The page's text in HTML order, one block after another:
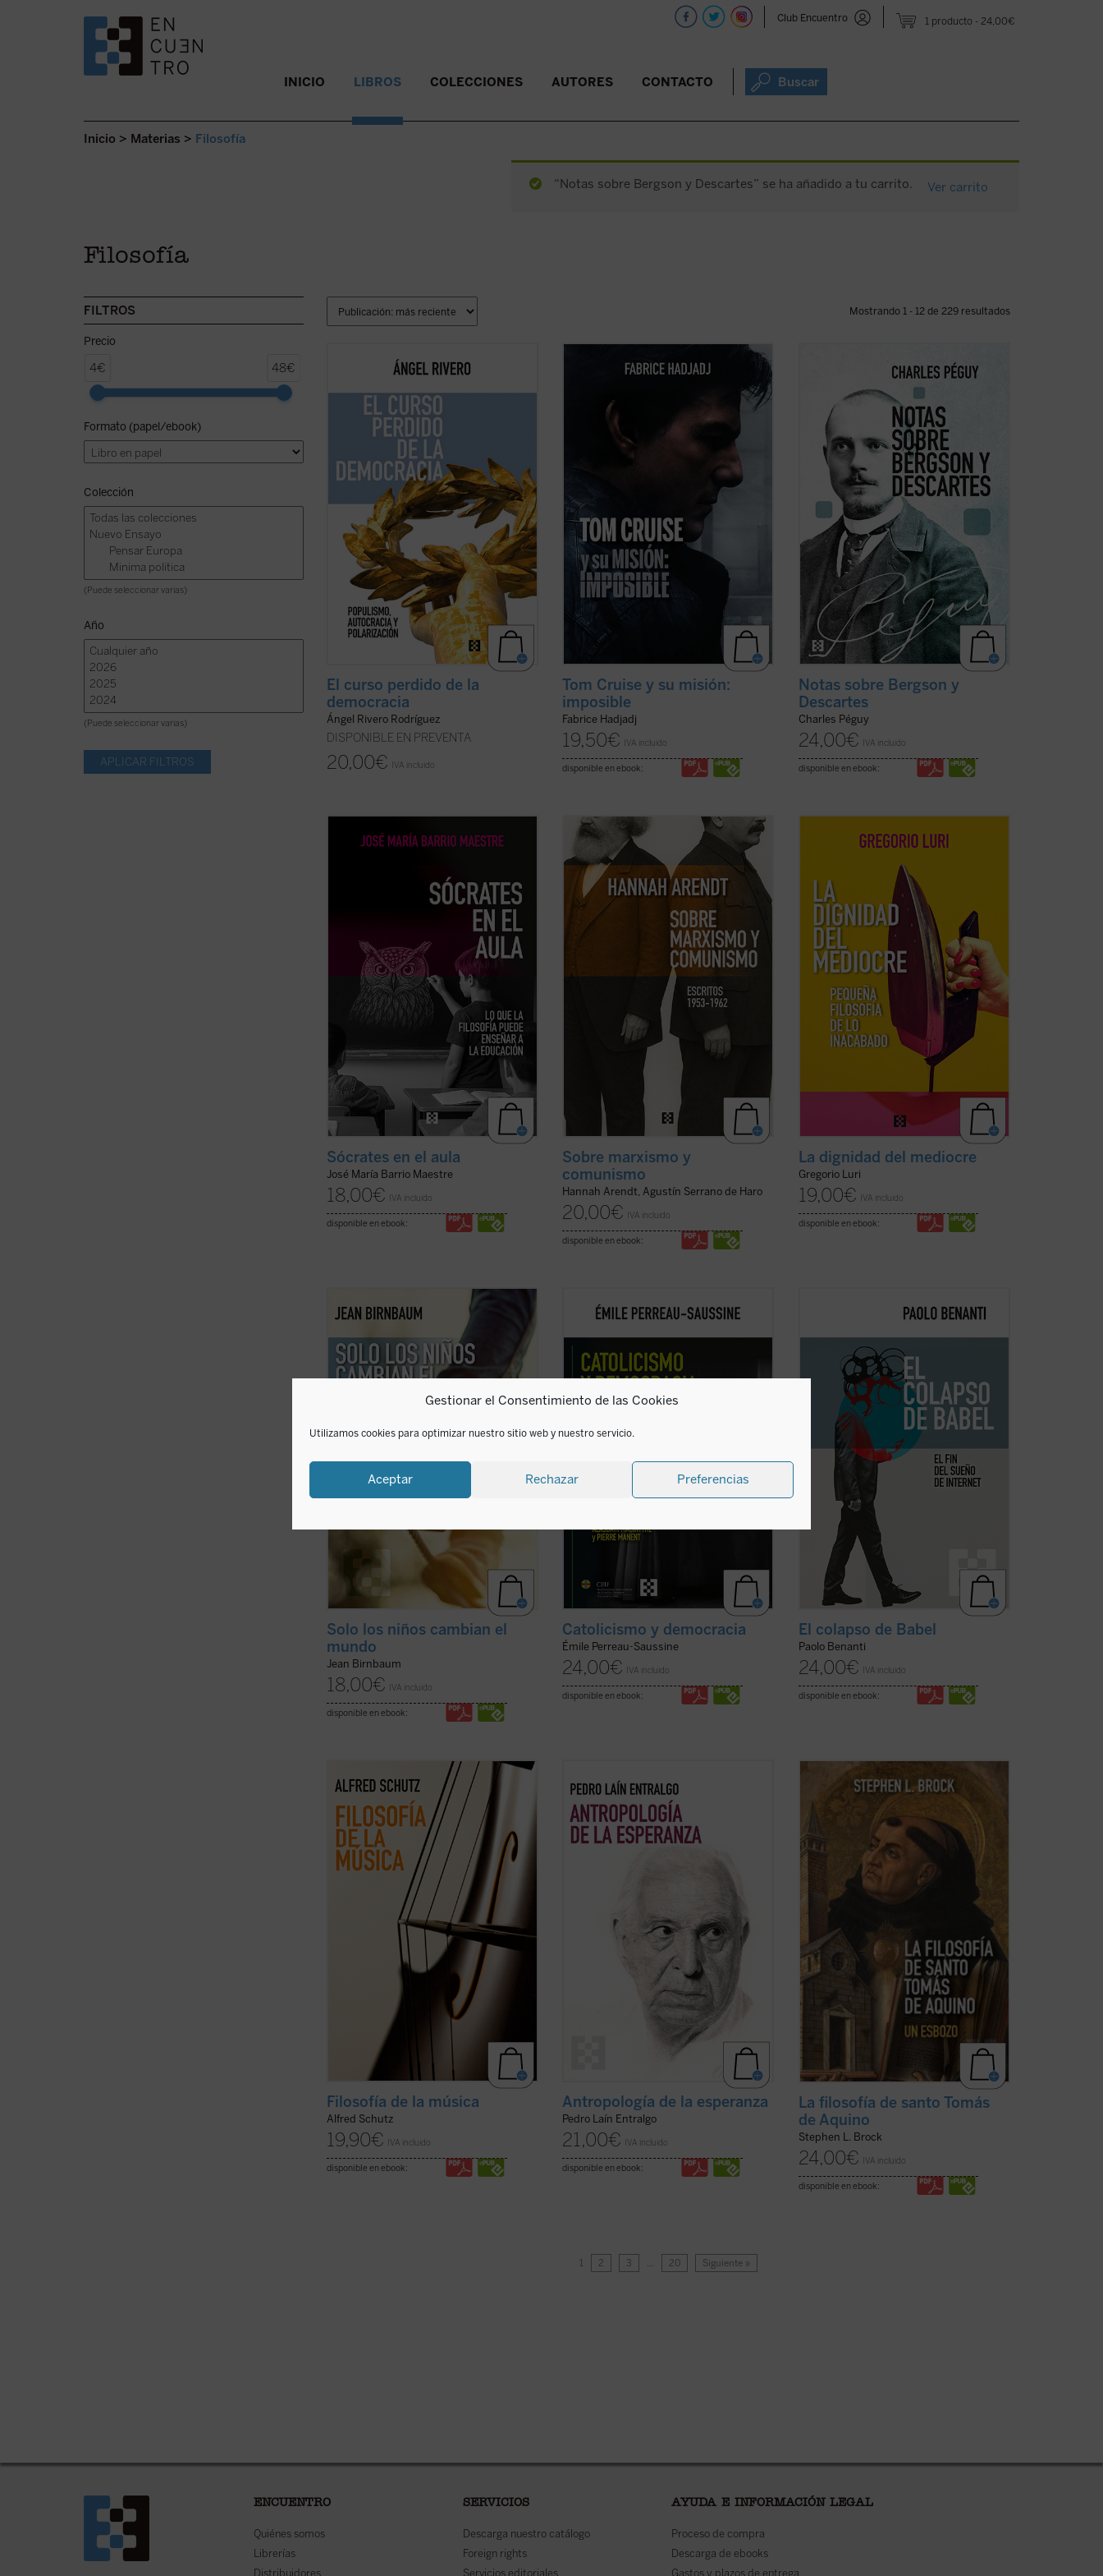
Gestionar el Consentimiento de las Cookies
Utilizamos cookies para optimizar nuestro sitio web y nuestro servicio.
Aceptar Rechazar Preferencias
1 producto 24,00€
Club Encuentro
SALTAR AL CONTENIDO. INICIO LIBROS COLECCIONES AUTORES CONTACTO Buscar
Inicio > Materias > Filosofía
“Notas sobre Bergson y Descartes” se ha añadido a tu carrito. Ver carrito
Filosofía
FILTROS
Precio
4€ 48€
Formato (papel/ebook)
Colección
(Puede seleccionar varias)
Año
(Puede seleccionar varias)
Mostrando 1 - 12 de 229 resultados
Apelando a una rica tradición de
Escuela de Salamanca y en figuras como
Juan de Mariana, Rivero analiza con
agudeza cómo el consenso
constitucional de 1978 se ha visto
fracturado por la irrupción de la ...
ficha)
El curso perdido de la
democracia
Ángel Rivero Rodríguez
DISPONIBLE EN PREVENTA
20,00€ IVA incluido
Hadjadj mira a Tom Cruise más allá del
inevitablemente refleja algo de su época.
Por eso, al hablar de Tom, hablamos
también de toda la humanidad. Entre
Tom Cruise y su misión:
imposible
Fabrice Hadjadj
19,50€ IVA incluido
disponible en ebook:
Este libro reúne los dos últimos escritos
de Charles Péguy antes de su muerte
trágica en el frente de la Primera Guerra
Mundial:
Nota sobre Henri Bergson y la
filosofía bergsonianayNota conjunta
sobre Descartes y la filosofía ...
Notas sobre Bergson y
Descartes
Charles Péguy
24,00€ IVA incluido
disponible en ebook:
Frente a la tecnificación del aprendizaje y
palabra y la reflexión como motores
genuinos del saber. Una obra inspiradora
que devuelve esperanza y sentido a la
Sócrates en el aula
José María Barrio Maestre
18,00€ IVA incluido
disponible en ebook:
Este libro no solo recupera una faceta
menos conocida —pero crucial— de una
de las mentes más incisivas del siglo XX,
sino que también ofrece herramientas
esenciales para pensar nuestro
presente. Porque, como muestra Arendt,
entender ...
(ver ficha)
Sobre marxismo y
comunismo
Hannah Arendt, Agustín Serrano de Haro
20,00€ IVA incluido
disponible en ebook:
Gregorio Luri nos conduce por un viaje
condición intermedia —entre la
animalidad y la divinidad, entre el ser y la
nada— es, en realidad, la fuente de
nuestra dignidad. Un canto a la condición
...(ver ficha)
La dignidad del mediocre
Gregorio Luri
19,00€ IVA incluido
disponible en ebook:
Birnbaum retoma, tras
El coraje del
, el pulso de la política y la
introspección con una pregunta
aparentemente sencilla: ¿qué sucede
cuando llega un hijo al mundo? Desde
pasando por Roland ...(ver ficha)
Solo los niños cambian el
mundo
Jean Birnbaum
18,00€ IVA incluido
disponible en ebook:
Catolicismo y democraciarecorre la
católico desde la Revolución francesa
hasta hoy. Émile Perreau-Saussine
analiza cómo la Iglesia respondió a la
que no ... (ver ficha)
Catolicismo y democracia
Émile Perreau-Saussine
24,00€ IVA incluido
disponible en ebook:
El colapso de Babel, el teólogo y
nos invita a reflexionar sobre el colapso
de la utopía digital. Es una invitación a
pensar en el papel de la tecnología en
nuestras vidas y en la construcción ...(ver
El colapso de Babel
Paolo Benanti
24,00€ IVA incluido
disponible en ebook:
Este libro reúne, por primera vez en
español, todos los textos sobre música
de Alfred Schutz, uno de los grandes
nombres de la sociología del siglo XX. En
ellos no solo analiza lo que sentimos
cuando escuchamos una melodía,
también explora ...(ver ficha)
Filosofía de la música
Alfred Schutz
19,90€ IVA incluido
disponible en ebook:
Este libro nos invita a reflexionar sobre
uno de los motores fundamentales del
ser humano: la esperanza. A través de un
análisis profundo y accesible, el autor
explora cómo este concepto ha guiado
Antropología de la esperanza
Pedro Laín Entralgo
21,00€ IVA incluido
disponible en ebook:
Este libro busca introducir a quienes no
son expertos al pensamiento de Tomás
de Aquino, destacando aspectos de su
obra que rara vez se mencionan hoy en
día y ofreciendo una interpretación
diferente de su enseñanza sobre la
naturaleza, los ...
La filosofía de santo Tomás
de Aquino
Stephen L. Brock
24,00€ IVA incluido
disponible en ebook:
1 2 3 … 20 Siguiente »
ENCUENTRO
Quiénes somos
Librerías
Distribuidores
SERVICIOS
Descarga nuestro catálogo
Foreign rights
Servicios editoriales
AYUDA E INFORMACIÓN LEGAL
Proceso de compra
Descarga de ebooks
Gastos y plazos de entrega